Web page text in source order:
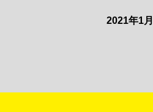
2021年1月